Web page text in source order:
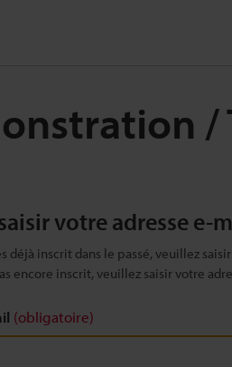
/
votre adresse e-
déjà inscrit dans le passé, veuillez
encore inscrit, veuillez saisir votre
(obligatoire)